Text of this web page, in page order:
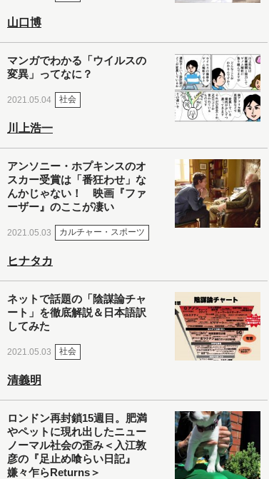
山口博
マンガでわかる「ウイルスの
変異」ってなに？
2021.05.04 社会
川上浩一
アンソニー・ホプキンスのオ
スカー受賞は「番狂わせ」な
んかじゃない！ 映画『ファ
ーザー』のここが凄い
2021.05.03 カルチャー・スポーツ
ヒナタカ
ネットで話題の「陰謀論チャ
ート」を徹底解説＆日本語訳
してみた
2021.05.03 社会
清義明
ロンドン再封鎖15週目。肥満
やペットに現れ出したニュー
ノーマル社会の歪み＜入江敦
彦の『足止め喰らい日記』
嫌々乍らReturns＞